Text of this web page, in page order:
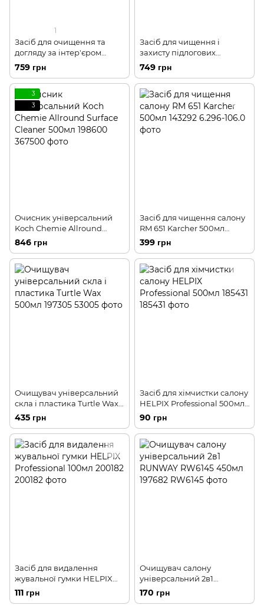
1
Засіб для очищення та
догляду за інтер'єром
автомобіля універс.Total
Interior Cleane Chemical
Guys 473мл 196824
759 грн
Засіб для чищення і
захисту підлогових
килимків, гума та вініл
Chemical Guys CLD70016
473мл 170560
749 грн
3
3
Очисник універсальний
Koch Chemie Allround
Surface Cleaner 500мл
198600
846 грн
Засіб для чищення салону
RM 651 Karcher 500мл
143292
399 грн
Очищувач універсальний
скла і пластика Turtle Wax
500мл 197305
435 грн
Засіб для хімчистки салону
HELPIX Professional 500мл
185431
90 грн
Засіб для видалення
жувальної гумки HELPIX
Professional 100мл 200182
111 грн
Очищувач салону
універсальний 2в1
RUNWAY RW6145 450мл
197682
170 грн